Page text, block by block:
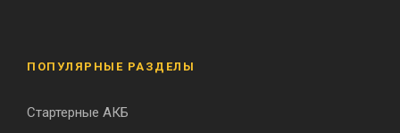
ПОПУЛЯРНЫЕ РАЗДЕЛЫ
Стартерные АКБ